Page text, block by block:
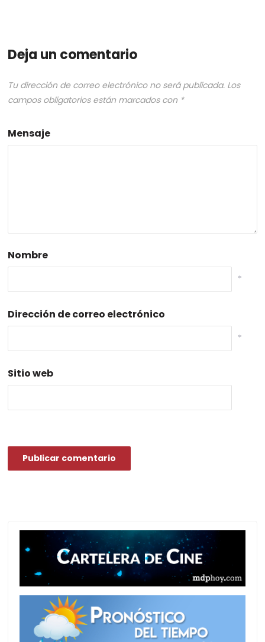
Deja un comentario
Tu dirección de correo electrónico no será publicada. Los
campos obligatorios están marcados con *
Mensaje
Nombre
*
Dirección de correo electrónico
*
Sitio web